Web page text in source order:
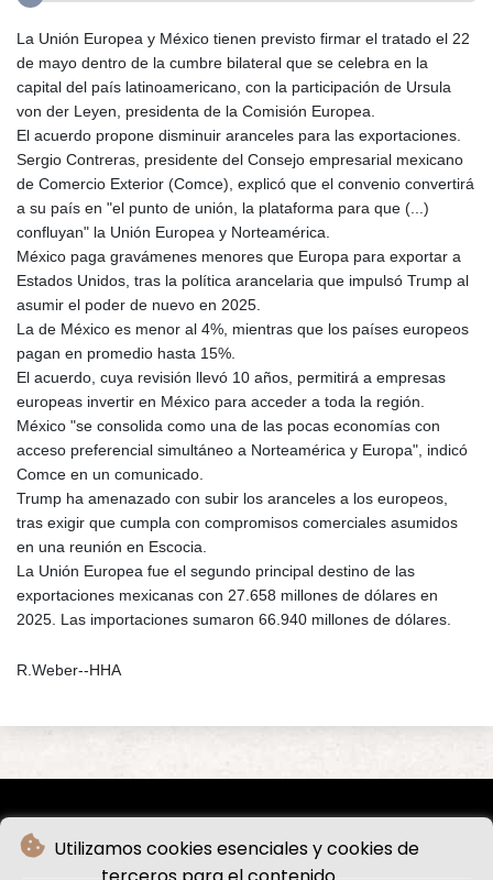
Utilizamos cookies esenciales y cookies de
La Unión Europea y México tienen previsto firmar el tratado el 22
de mayo dentro de la cumbre bilateral que se celebra en la
capital del país latinoamericano, con la participación de Ursula
von der Leyen, presidenta de la Comisión Europea.
El acuerdo propone disminuir aranceles para las exportaciones.
Sergio Contreras, presidente del Consejo empresarial mexicano
de Comercio Exterior (Comce), explicó que el convenio convertirá
a su país en "el punto de unión, la plataforma para que (...)
confluyan" la Unión Europea y Norteamérica.
México paga gravámenes menores que Europa para exportar a
Estados Unidos, tras la política arancelaria que impulsó Trump al
asumir el poder de nuevo en 2025.
La de México es menor al 4%, mientras que los países europeos
pagan en promedio hasta 15%.
El acuerdo, cuya revisión llevó 10 años, permitirá a empresas
europeas invertir en México para acceder a toda la región.
México "se consolida como una de las pocas economías con
acceso preferencial simultáneo a Norteamérica y Europa", indicó
Comce en un comunicado.
Trump ha amenazado con subir los aranceles a los europeos,
tras exigir que cumpla con compromisos comerciales asumidos
en una reunión en Escocia.
La Unión Europea fue el segundo principal destino de las
exportaciones mexicanas con 27.658 millones de dólares en
2025. Las importaciones sumaron 66.940 millones de dólares.
R.Weber--HHA